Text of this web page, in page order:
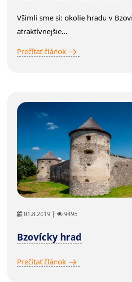
Všimli sme si: okolie hradu v
atraktívnejšie...
Prečítať článok
01.8.2019 | 9495
Bzovícky hrad
Prečítať článok